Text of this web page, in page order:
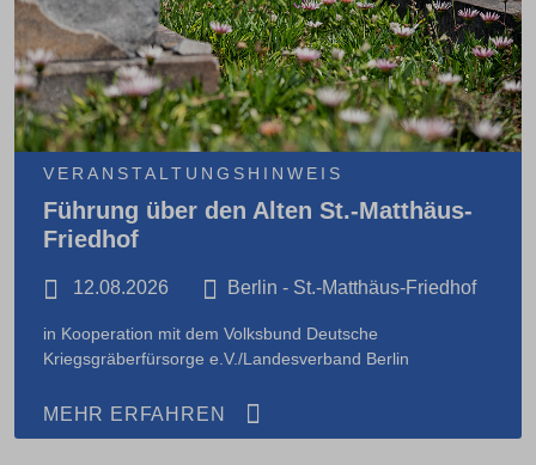
VERANSTALTUNGSHINWEIS
Führung über den Alten St.-Matthäus-
Friedhof
12.08.2026 Berlin - St.-Matthäus-Friedhof
in Kooperation mit dem Volksbund Deutsche
Kriegsgräberfürsorge e.V./Landesverband Berlin
MEHR ERFAHREN